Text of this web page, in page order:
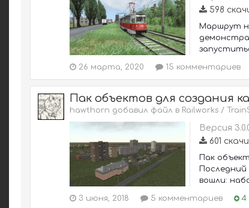
598
Маршрут
26 марта, 2020 15 комментариев
Пак объектов для создания
hawthorn добавил файл в Railworks /
Версия
601
Пак
Последний
вошли:
3 июня, 2018 5 комментариев 4